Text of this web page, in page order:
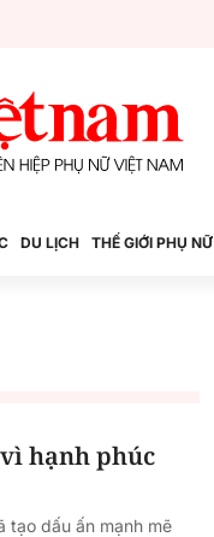
DU LỊCH THẾ GIỚI PHỤ NỮ
hạnh phúc
tạo dấu ấn mạnh mẽ